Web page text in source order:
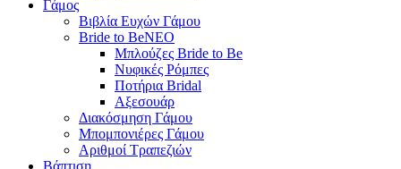
Γάμος
Βιβλία Ευχών Γάμου
Bride to BeNEO
Μπλούζες Bride to Be
Νυφικές Ρόμπες
Ποτήρια Bridal
Αξεσουάρ
Διακόσμηση Γάμου
Μπομπονιέρες Γάμου
Αριθμοί Τραπεζιών
Βάπτιση